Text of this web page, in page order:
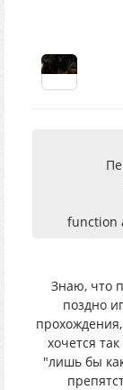
function
Знаю, что
поздно
хочется
"лишь бы